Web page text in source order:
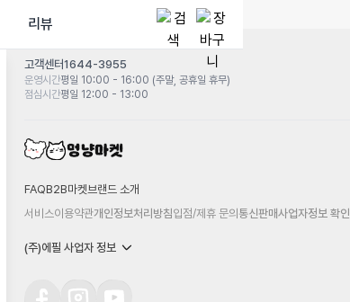
리뷰
고객센터1644-3955
운영시간평일 10:00 - 16:00 (주말, 공휴일 휴무)
점심시간평일 12:00 - 13:00
FAQB2B마켓 브랜드 소개
서비스이용약관개인정보처리방침입점/제휴 문의통신판매사업자정보 확인
(주)에필 사업자 정보